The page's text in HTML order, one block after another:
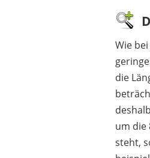
Wie
die
um die
steht,